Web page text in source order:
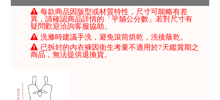
每款商品因版型或材質特性，尺寸可能略有差
異，請確認商品詳情的「平舖公分數」若對尺寸有
疑問歡迎洽詢客服協助。
洗滌時建議手洗，避免滾筒烘乾，洗後蔭乾。
已拆封的內衣褲因衛生考量不適用於7天鑑賞期之
商品，無法提供退換貨。